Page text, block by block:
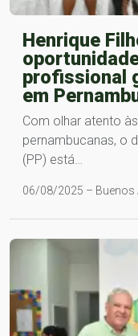
Henrique
profissional
em
Com olhar atento
pernambucanas, o
(PP) está…
06/08/2025 – Buenos